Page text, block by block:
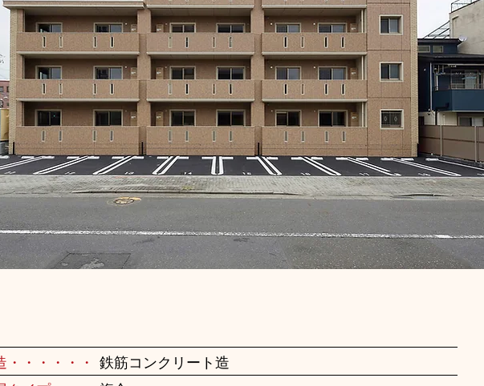
・・・・・・
鉄筋コンクリート造